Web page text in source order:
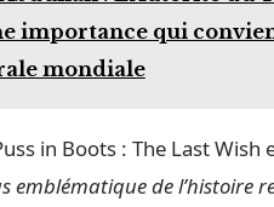
importance qui
mondiale
in Boots : The Last Wish
emblématique de l’histoire